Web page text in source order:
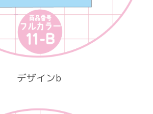
デザインb